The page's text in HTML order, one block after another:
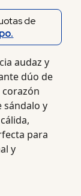
de
audaz y
dúo de
corazón
sándalo y
para
y